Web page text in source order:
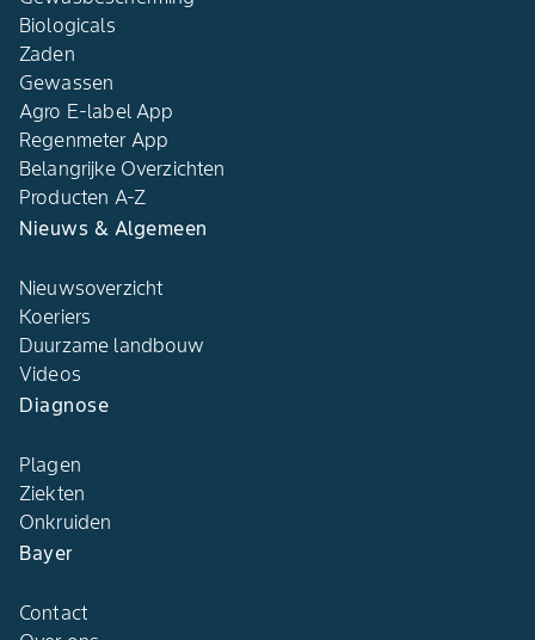
Biologicals
Zaden
Gewassen
Agro E-label App
Regenmeter App
Belangrijke Overzichten
Producten A-Z
Nieuws & Algemeen
Nieuwsoverzicht
Koeriers
Duurzame landbouw
Videos
Diagnose
Plagen
Ziekten
Onkruiden
Bayer
Contact